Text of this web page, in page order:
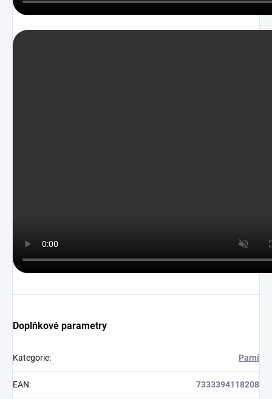
Doplňkové parametry
Kategorie: Parní
EAN: 7333394118208